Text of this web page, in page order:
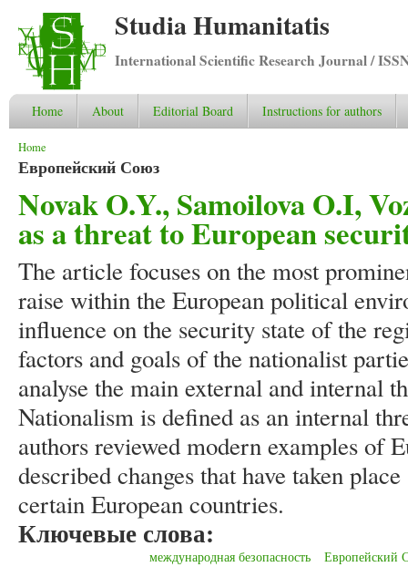
Studia Humanitatis
International Scientific Research Journal /
Home About Editorial Board Instructions for authors
You are here
Home
Европейский Союз
Novak O.Y., Samoilova O.I,
as a threat to European
The article focuses on the most
raise within the European political
influence on the security state of the
factors and goals of the nationalist
analyse the main external and internal
Nationalism is defined as an internal
authors reviewed modern examples of
described changes that have taken
certain European countries.
Ключевые слова:
международная безопасность Европейский